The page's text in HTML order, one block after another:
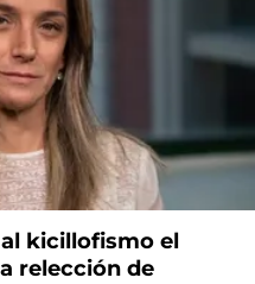
kicillofismo el
relección de